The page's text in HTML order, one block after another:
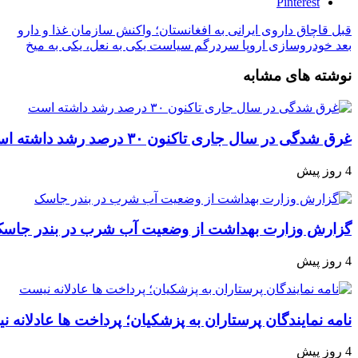
قبل قاچاق داروی ایرانی به افغانستان؛ واکنش سازمان غذا و دارو
بعد خودروسازی اروپا سردرگم سیاست یکی به نعل، یکی به میخ
نوشته های مشابه
غرق شدگی در سال جاری تاکنون ۳۰ درصد رشد داشته است
4 روز پیش
گزارش وزارت بهداشت از وضعیت آب شرب در بندر
4 روز پیش
نامه نمایندگان پرستاران به پزشکیان؛ پرداخت ها عادلانه
4 روز پیش